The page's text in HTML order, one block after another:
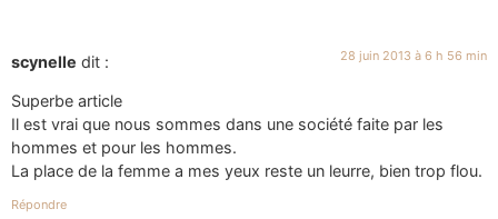
scynelle dit : 28 juin 2013 à 6 h 56 min
Superbe article
Il est vrai que nous sommes dans une société faite par les
hommes et pour les hommes.
La place de la femme a mes yeux reste un leurre, bien trop flou.
Répondre